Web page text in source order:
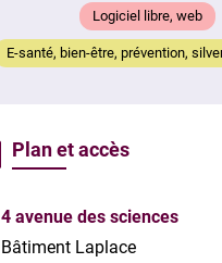
Logiciel libre, web
E-santé, bien-être, prévention,
Plan et accès
4 avenue des sciences
Bâtiment Laplace